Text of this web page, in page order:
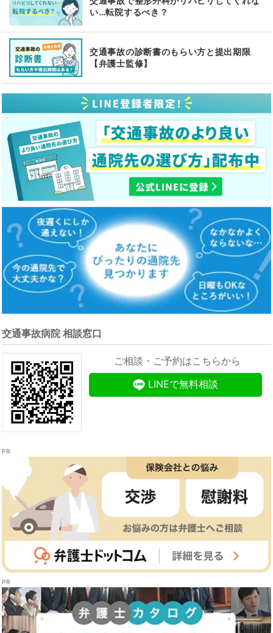
い…転院するべき？
交通事故の診断書のもらい方と提出期限
【弁護士監修】
交通事故病院 相談窓口
ご相談・ご予約はこちらから
LINEで無料相談